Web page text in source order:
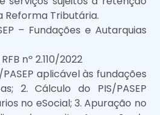
Reforma Tributária.
– Fundações e Autarquias
nº 2.110/2022
aplicável às fundações
2. Cálculo do PIS/PASEP
no eSocial; 3. Apuração no